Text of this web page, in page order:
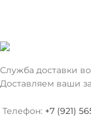
Служба доставки
Доставляем ваши
Телефон: +7 (921)